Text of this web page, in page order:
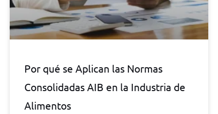
Por qué se Aplican las Normas
Consolidadas AIB en la Industria de
Alimentos